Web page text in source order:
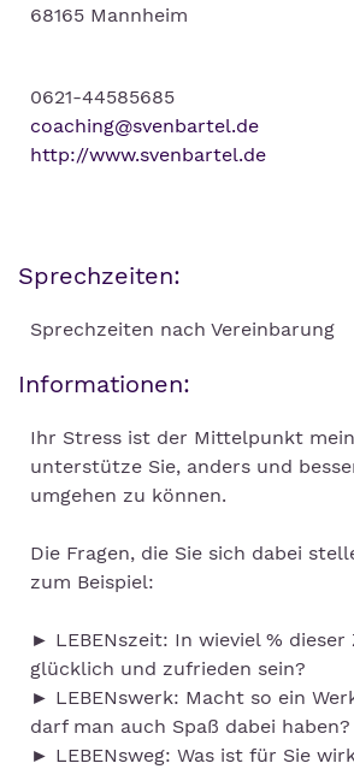
68165 Mannheim
0621-44585685
coaching@svenbartel.de
http://www.svenbartel.de
Sprechzeiten:
Sprechzeiten nach Vereinbarung
Informationen:
Ihr Stress ist der Mittelpunkt
unterstütze Sie, anders und
umgehen zu können.
Die Fragen, die Sie sich dabei
zum Beispiel:
► LEBENszeit: In wieviel %
glücklich und zufrieden sein?
► LEBENswerk: Macht so ein
darf man auch Spaß dabei haben?
► LEBENsweg: Was ist für Sie